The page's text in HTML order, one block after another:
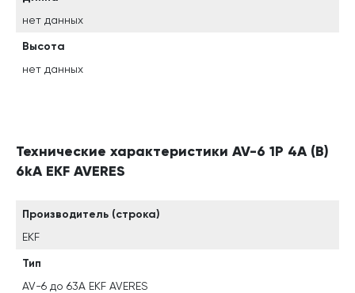
нет данных
Высота
нет данных
Технические характеристики AV-6 1P 4A (B)
6kA EKF AVERES
Производитель (строка)
EKF
Тип
AV-6 до 63А EKF AVERES